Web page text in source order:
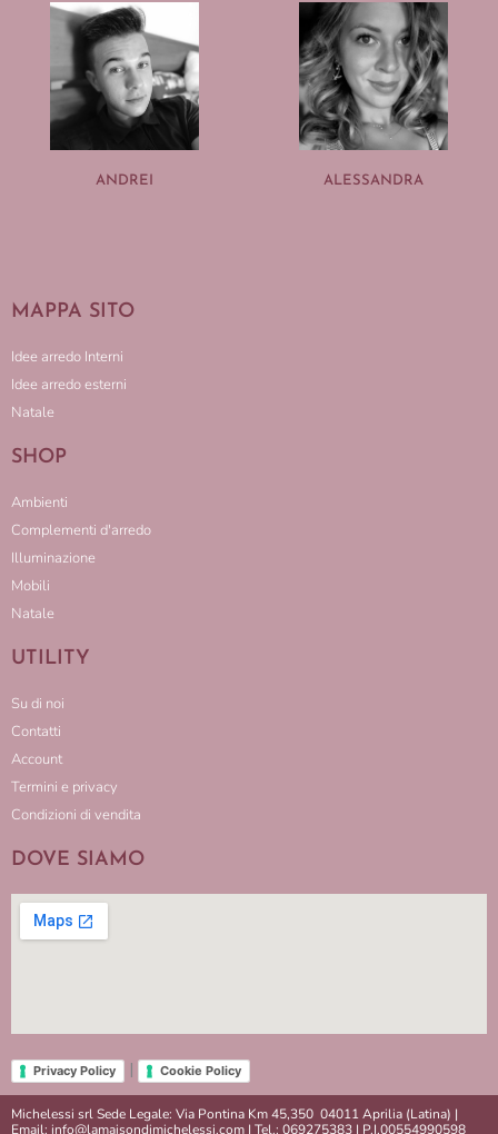
ANDREI ALESSANDRA
MAPPA SITO
Idee arredo Interni
Idee arredo esterni
Natale
SHOP
Ambienti
Complementi d'arredo
Illuminazione
Mobili
Natale
UTILITY
Su di noi
Contatti
Account
Termini e privacy
Condizioni di vendita
DOVE SIAMO
Privacy Policy | Cookie Policy
Michelessi srl Sede Legale: Via Pontina Km 45,350 04011 Aprilia (Latina) |
Email: info@lamaisondimichelessi.com | Tel.: 069275383 | P.I.00554990598